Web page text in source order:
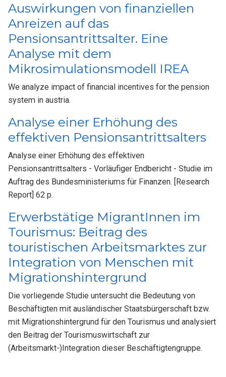
Auswirkungen von finanziellen
Anreizen auf das
Pensionsantrittsalter. Eine
Analyse mit dem
Mikrosimulationsmodell IREA
We analyze impact of financial incentives for the pension
system in austria.
Analyse einer Erhöhung des
effektiven Pensionsantrittsalters
Analyse einer Erhöhung des effektiven
Pensionsantrittsalters - Vorläufiger Endbericht - Studie im
Auftrag des Bundesministeriums für Finanzen. [Research
Report] 62 p.
Erwerbstätige MigrantInnen im
Tourismus: Beitrag des
touristischen Arbeitsmarktes zur
Integration von Menschen mit
Migrationshintergrund
Die vorliegende Studie untersucht die Bedeutung von
Beschäftigten mit ausländischer Staatsbürgerschaft bzw.
mit Migrationshintergrund für den Tourismus und analysiert
den Beitrag der Tourismuswirtschaft zur
(Arbeitsmarkt-)Integration dieser Beschäftigtengruppe.